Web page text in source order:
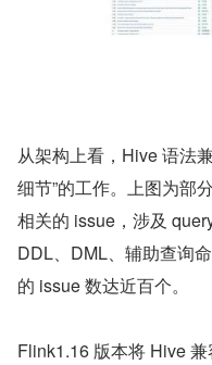
从架构上看，Hive 语法
细节”的工作。上图为部
相关的 issue，涉及
DDL、DML、辅助查询
的 issue 数达近百个。
Flink1.16 版本将 Hive